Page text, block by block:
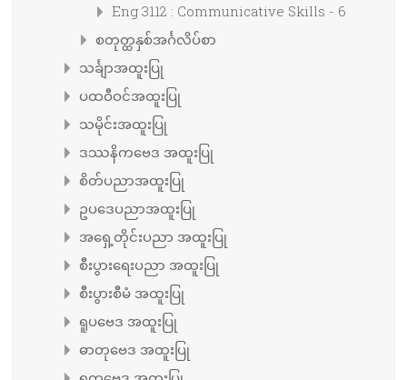
Eng 3112 : Communicative Skills - 6
စတုတ္ထနှစ်အင်္ဂလိပ်စာ
သင်္ချာအထူးပြု
ပထဝီဝင်အထူးပြု
သမိုင်းအထူးပြု
ဒဿနိကဗေဒ အထူးပြု
စိတ်ပညာအထူးပြု
ဥပဒေပညာအထူးပြု
အရှေ့တိုင်းပညာ အထူးပြု
စီးပွားရေးပညာ အထူးပြု
စီးပွားစီမံ အထူးပြု
ရူပဗေဒ အထူးပြု
ဓာတုဗေဒ အထူးပြု